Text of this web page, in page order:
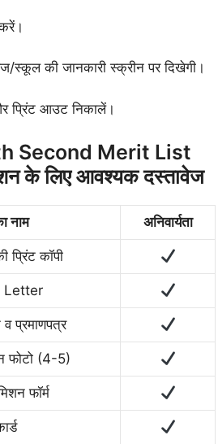
की जानकारी स्क्रीन पर दिखेगी।
प्रिंट आउट निकालें।
Second Merit List
के लिए आवश्यक दस्तावेज
नाम अनिवार्यता
कॉपी
Letter
व प्रमाणपत्र
फोटो (4-5)
फॉर्म